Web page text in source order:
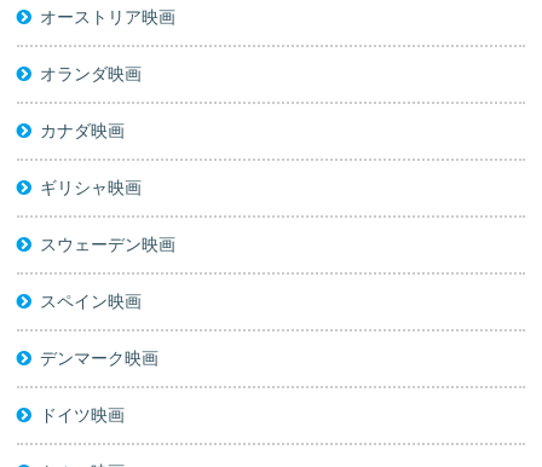
オーストリア映画
オランダ映画
カナダ映画
ギリシャ映画
スウェーデン映画
スペイン映画
デンマーク映画
ドイツ映画